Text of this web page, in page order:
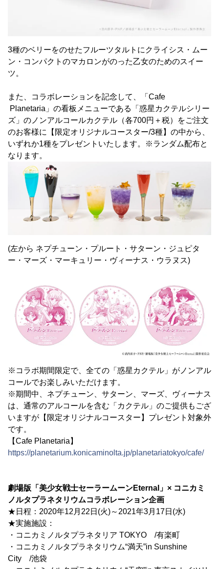
3種のベリーをのせたフルーツタルトにクライシス・ムー
ン・コンパクトのマカロンがのった乙女のためのスイー
ツ。
また、コラボレーションを記念して、「Cafe
Planetaria」の看板メニューである「惑星カクテルシリー
ズ」のノンアルコールカクテル（各700円＋税）をご注文
のお客様に【限定オリジナルコースター/3種】の中から、
いずれか1種をプレゼントいたします。※ランダム配布と
なります。
(左から ネプチューン・プルート・サターン・ジュピタ
ー・マーズ・マーキュリー・ヴィーナス・ウラヌス)
※コラボ期間限定で、全ての「惑星カクテル」がノンアル
コールでお楽しみいただけます。
※期間中、ネプチューン、サターン、マーズ、ヴィーナス
は、通常のアルコールを含む「カクテル」のご提供もござ
いますが【限定オリジナルコースター】プレゼント対象外
です。
【Cafe Planetaria】
https://planetarium.konicaminolta.jp/planetariatokyo/cafe/
劇場版「美少女戦士セーラームーンEternal」× コニカミ
ノルタプラネタリウムコラボレーション企画
★日程：2020年12月22日(火)～2021年3月17日(水)
★実施施設：
・コニカミノルタプラネタリア TOKYO /有楽町
・コニカミノルタプラネタリウム“満天”in Sunshine
City /池袋